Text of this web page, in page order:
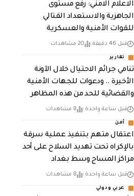
الاعلام الامني: رفع مستوى
الجاهزية والاستعداد القتالي
للقوات الأمنية والعسكرية
قبل 46 دقيقة 20 مشاهدات
تقارير
تنامي جرائم الاحتيال خلال الآونة
الأخيرة .. ودعوات للجهات الأمنية
والقضائية للحد من هذه المظاهر
قبل ساعة واحدة 8 مشاهدات
أمن
اعتقال متهم بتنفيذ عملية سرقة
بالإكراه تحت تهديد السلاح على أحد
مراكز المساج وسط بغداد
قبل ساعة واحدة 8 مشاهدات
عربي ودولي